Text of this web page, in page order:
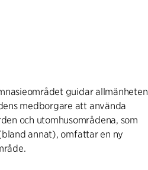
guidar allmänheten
medborgare att använda
och utomhusområdena, som
annat), omfattar en ny